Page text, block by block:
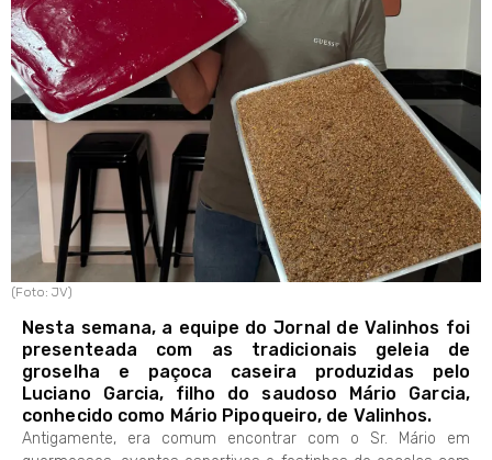
(Foto: JV)
Nesta semana, a equipe do Jornal de Valinhos foi
presenteada com as tradicionais geleia de
groselha e paçoca caseira produzidas pelo
Luciano Garcia, filho do saudoso Mário Garcia,
conhecido como Mário Pipoqueiro, de Valinhos.
Antigamente, era comum encontrar com o Sr. Mário em